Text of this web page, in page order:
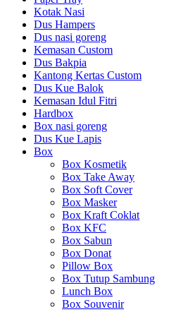
Kotak Nasi
Dus Hampers
Dus nasi goreng
Kemasan Custom
Dus Bakpia
Kantong Kertas Custom
Dus Kue Balok
Kemasan Idul Fitri
Hardbox
Box nasi goreng
Dus Kue Lapis
Box
Box Kosmetik
Box Take Away
Box Soft Cover
Box Masker
Box Kraft Coklat
Box KFC
Box Sabun
Box Donat
Pillow Box
Box Tutup Sambung
Lunch Box
Box Souvenir